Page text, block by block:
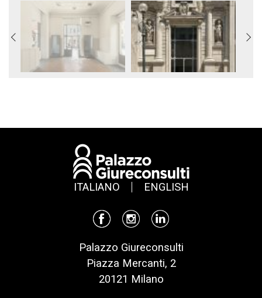
ITALIANO ENGLISH
Palazzo Giureconsulti
Piazza Mercanti, 2
20121 Milano